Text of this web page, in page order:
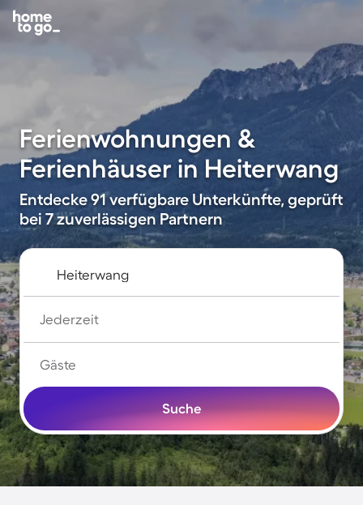
Ferienwohnungen &
Ferienhäuser in Heiterwang
Entdecke 91 verfügbare Unterkünfte, geprüft
bei 7 zuverlässigen Partnern
Jederzeit
Gäste
Suche